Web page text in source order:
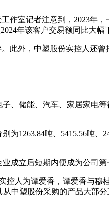
作室记者注意到，2023
年该客户交易额同比大幅
此外，中塑股份实控人还
、储能、汽车、家居家电
1263.84吨、5415.56吨
成立后短期内便成为公司第
人为谭爱香，谭爱香与
中塑股份采购的产品大部